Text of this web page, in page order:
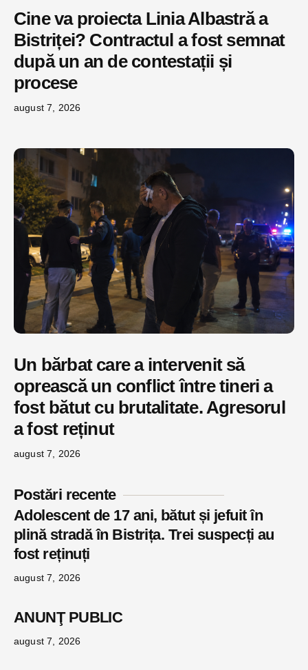
Cine va proiecta Linia Albastră a
Bistriței? Contractul a fost semnat
după un an de contestații și
procese
august 7, 2026
Un bărbat care a intervenit să
oprească un conflict între tineri a
fost bătut cu brutalitate. Agresorul
a fost reținut
august 7, 2026
Postări recente
Adolescent de 17 ani, bătut și jefuit în
plină stradă în Bistrița. Trei suspecți au
fost reținuți
august 7, 2026
ANUNŢ PUBLIC
august 7, 2026